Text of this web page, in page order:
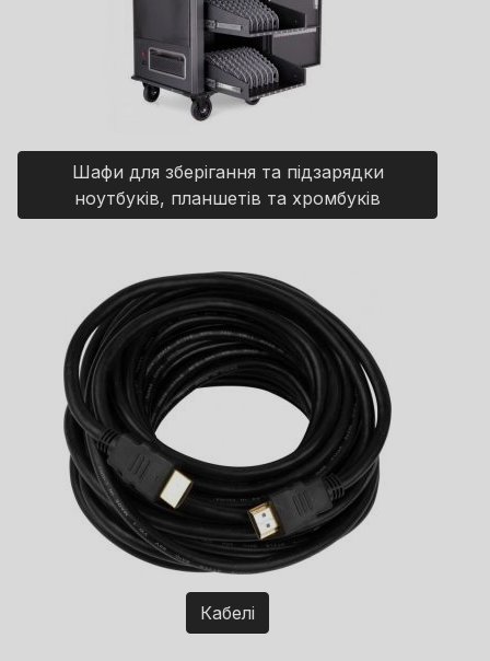
Шафи для зберігання та підзарядки
ноутбуків, планшетів та хромбуків
Кабелі